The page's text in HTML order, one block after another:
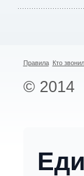
Правила Кто
© 2014